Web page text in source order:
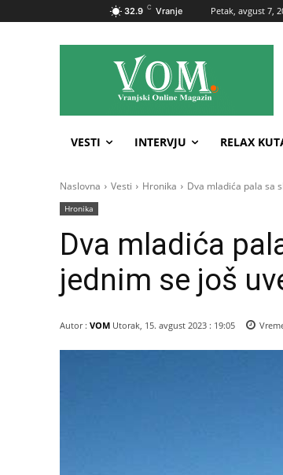
32.9 C Vranje Petak, avgust 7,
VESTI INTERVJU RELAX
Naslovna Vesti Hronika Dva mladića pala sa
Hronika
Dva mladića
jednim se još
Autor : VOM Utorak, 15. avgust 2023 : 19:05